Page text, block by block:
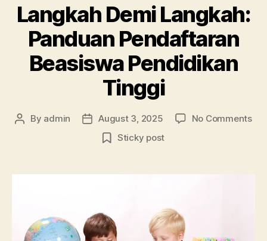
Langkah Demi Langkah:
Panduan Pendaftaran
Beasiswa Pendidikan
Tinggi
Post
By admin
Post
date
August 3, 2025 No Commentson
Sticky post